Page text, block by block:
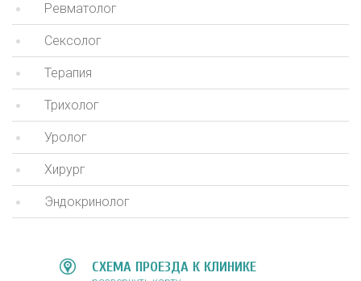
Ревматолог
Сексолог
Терапия
Трихолог
Уролог
Хирург
Эндокринолог
СХЕМА ПРОЕЗДА К КЛИНИКЕ